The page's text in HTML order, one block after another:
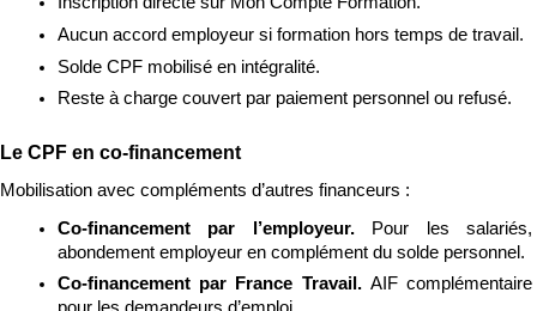
Aucun accord employeur si formation hors temps de travail.
Solde CPF mobilisé en intégralité.
Reste à charge couvert par paiement personnel ou refusé.
Le CPF en co-financement
Mobilisation avec compléments d’autres financeurs :
Co-financement par l’employeur.
Pour les salariés,
abondement employeur en complément du solde personnel.
Co-financement par France Travail. AIF complémentaire